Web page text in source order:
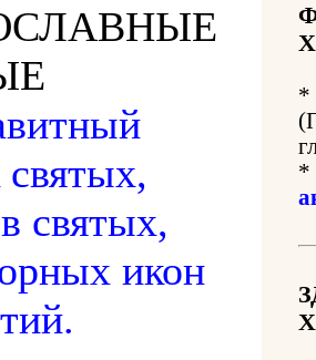
святых,
икон
*
*